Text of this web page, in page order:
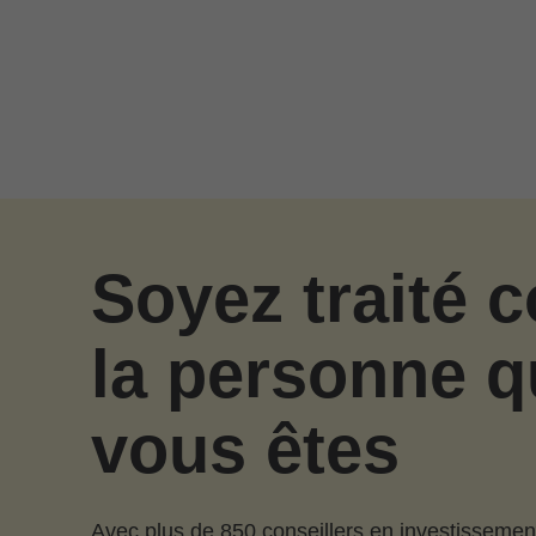
Soyez traité
la personne
vous êtes
Avec plus de 850 conseillers en